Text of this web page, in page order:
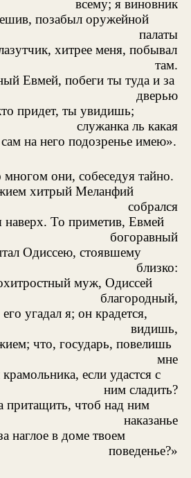
всему; я виновник
позабыл оружейной
палаты
хитрее меня, побывал
там.
Евмей, побеги ты туда и за
дверью
придет, ты увидишь;
служанка ль какая
на него подозренье имею».
они, собеседуя тайно.
хитрый Меланфий
собрался
наверх. То приметив, Евмей
богоравный
Одиссею, стоявшему
близко:
муж, Одиссей
благородный,
угадал я; он крадется,
видишь,
что, государь, повелишь
мне
если удастся с
ним сладить?
притащить, чтоб над ним
наказанье
наглое в доме твоем
поведенье?»